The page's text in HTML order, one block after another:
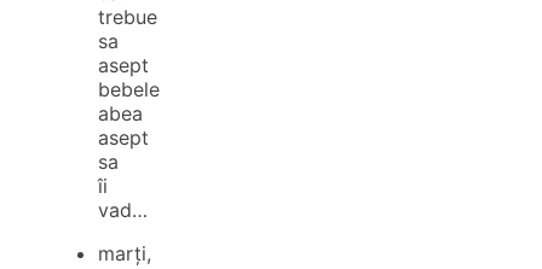
trebue
sa
asept
bebele
abea
asept
sa
îi
vad…
marți,